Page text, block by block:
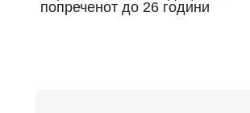
попреченот до 26 години